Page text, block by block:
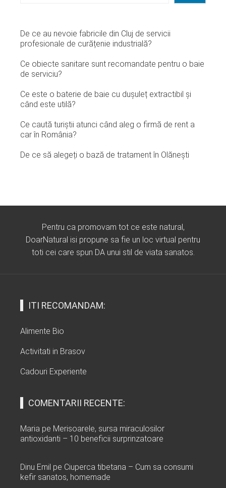
De ce au nevoie fabricile din Cluj de servicii
profesionale de curățenie industrială?
Ce obiecte sanitare sunt recomandate pentru o baie
de serviciu?
Ce este o baterie de baie cu dușuleț extractibil și
când este utilă?
Ce caută turiștii atunci când aleg o firmă de rent a
car în România?
De ce să alegeți o bază de tratament în Olănești
Pentru ca promovam tot ce este natural,
DoarNatural isi propune sa fie un loc virtual pentru
toti cei care spun DA unui stil de viata sanatos.
ITI RECOMANDAM:
Alimente Bio
Activitati in Brasov
Cadouri Experiente
COMENTARII RECENTE:
Maria pe Merisoarele, sursa miraculosilor
antioxidanti – 10 beneficii surprinzatoare
Dinu Emil pe Ciuperca tibetana – Cum sa consumi
kefir sanatos, homemade